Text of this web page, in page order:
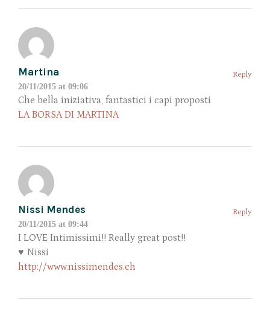
Martina
20/11/2015 at 09:06
Reply
Che bella iniziativa, fantastici i capi proposti
LA BORSA DI MARTINA
Nissi Mendes
20/11/2015 at 09:44
Reply
I LOVE Intimissimi!! Really great post!!
♥ Nissi
http://www.nissimendes.ch